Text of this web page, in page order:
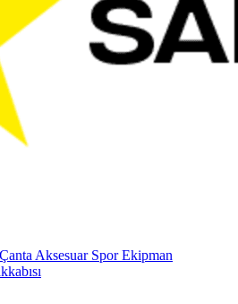
Çanta Aksesuar Spor Ekipman